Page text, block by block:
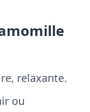
relaxante.
ou